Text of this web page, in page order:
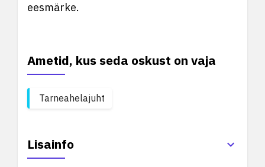
eesmärke.
Ametid, kus seda oskust on vaja
Tarneahelajuht
Lisainfo